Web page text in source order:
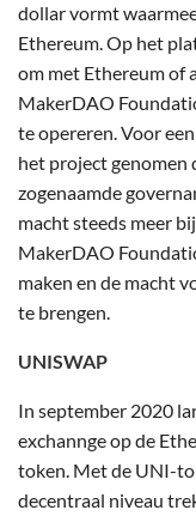
dollar vormt
Ethereum. Op het
om met Ethereum of
MakerDAO
te opereren. Voor
het project genomen
zogenaamde
macht steeds meer
MakerDAO
maken en de macht
te brengen.
UNISWAP
In september 2020
exchannge op de
token. Met de UNI-
decentraal niveau